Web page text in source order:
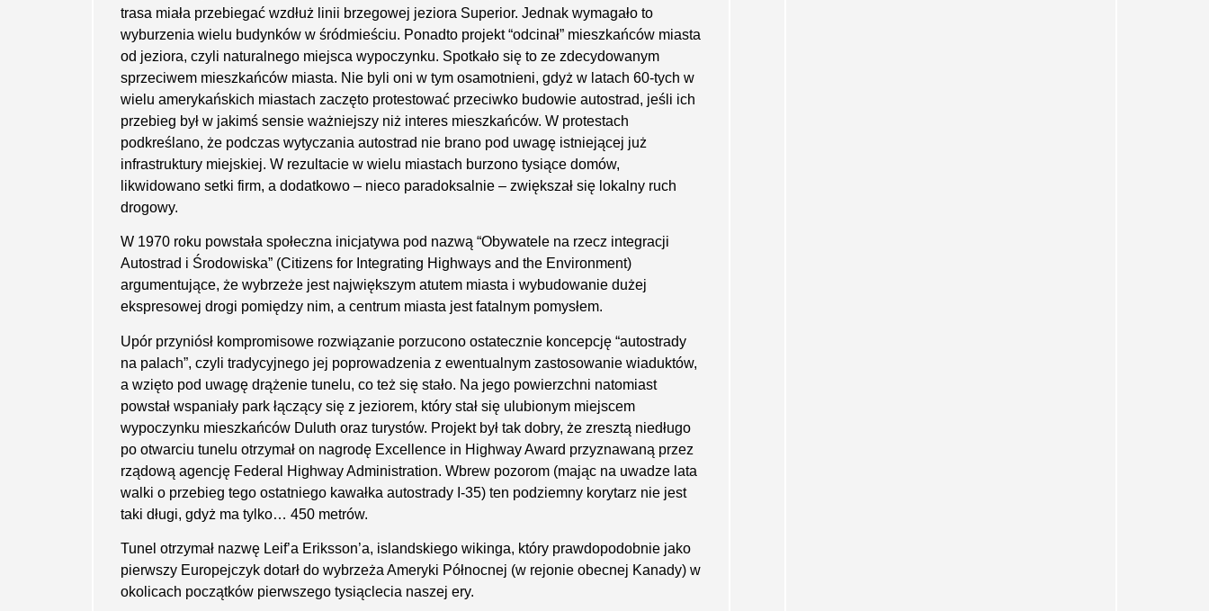
trasa miała prze­biegać wzdłuż linii brzegowej jeziora Superior. Jednak wymagało to
wyburzenia wielu budyn­ków w śródmieściu. Ponadto projekt “odcinał” mieszkańców miasta
od jeziora, czyli naturalnego miejsca wypoczynku. Spotkało się to ze zdecy­dowanym
sprzeciwem mieszkańców miasta. Nie byli oni w tym osamotnieni, gdyż w latach 60-tych w
wielu amerykańskich miastach zaczęto protestować przeciwko budowie autostrad, jeśli ich
przebieg był w jakimś sensie ważniejszy niż interes mieszkańców. W protestach
podkreślano, że podczas wytyczania autostrad nie brano pod uwagę istniejącej już
infrastruktury miejskiej. W rezultacie w wielu miastach burzono tysiące domów,
likwidowano setki firm, a dodatkowo – nieco paradoksalnie – zwiększał się lokalny ruch
drogowy.
W 1970 roku powstała społeczna inicjatywa pod nazwą “Obywatele na rzecz integracji
Autostrad i Środowiska” (Citizens for Integrating Highways and the Environment)
argumentujące, że wybrzeże jest największym atutem miasta i wybudowanie dużej
ekspresowej drogi pomiędzy nim, a centrum miasta jest fatalnym pomysłem.
Upór przyniósł kompromisowe rozwiązanie porzucono ostatecznie koncepcję “autostrady
na palach”, czyli tradycyjnego jej poprowadzenia z ewentualnym zastosowanie wiaduktów,
a wzięto pod uwagę drążenie tunelu, co też się stało. Na jego powierzchni natomiast
powstał wspaniały park łączący się z jeziorem, który stał się ulubionym miejscem
wypoczynku mieszkańców Duluth oraz turystów. Projekt był tak dobry, że zresztą niedługo
po otwarciu tunelu otrzymał on nagrodę Excellence in Highway Award przyznawaną przez
rządową agencję Federal Highway Administration. Wbrew pozorom (mając na uwadze lata
walki o przebieg tego ostatniego kawałka autostrady I-35) ten pod­ziemny korytarz nie jest
taki długi, gdyż ma tylko… 450 metrów.
Tunel otrzymał nazwę Leif’a Eriksson’a, islandskiego wikinga, który prawdopodobnie jako
pierwszy Europejczyk dotarł do wybrzeża Ameryki Północnej (w rejonie obecnej Kanady) w
okolicach początków pierwszego tysiąclecia naszej ery.